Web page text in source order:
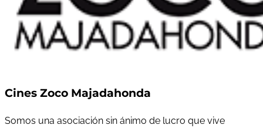
Cines Zoco Majadahonda
Somos una asociación sin ánimo de lucro que vive